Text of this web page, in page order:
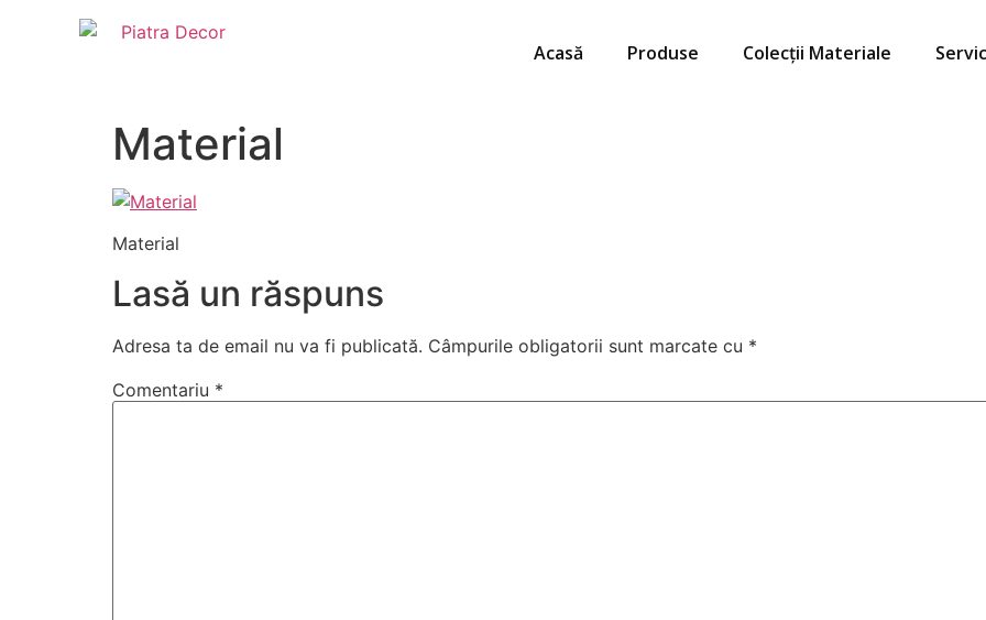
Acasă Produse Colecții Materiale
Material
Material
Lasă un răspuns
Adresa ta de email nu va fi publicată. Câmpurile obligatorii sunt marcate cu *
Comentariu *